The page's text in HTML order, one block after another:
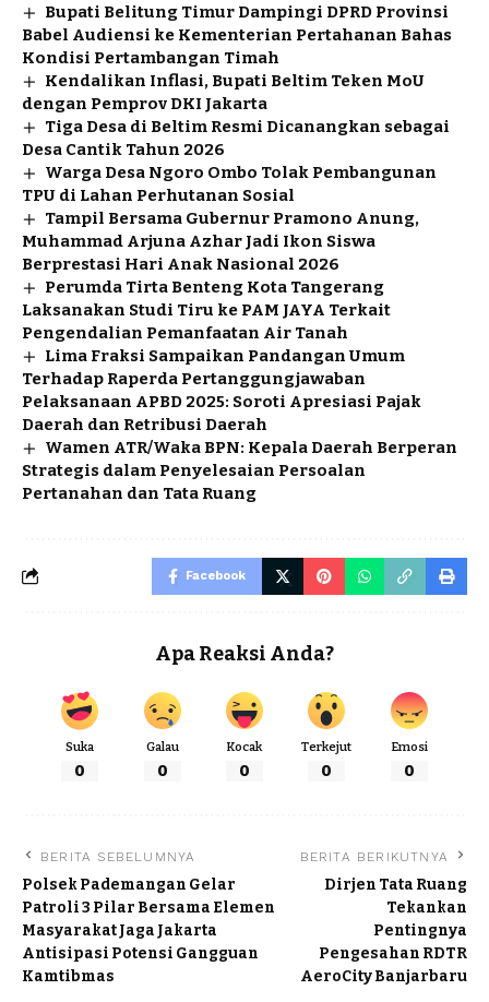
Bupati Belitung Timur Dampingi DPRD Provinsi
Babel Audiensi ke Kementerian Pertahanan Bahas
Kondisi Pertambangan Timah
Kendalikan Inflasi, Bupati Beltim Teken MoU
dengan Pemprov DKI Jakarta
Tiga Desa di Beltim Resmi Dicanangkan sebagai
Desa Cantik Tahun 2026
Warga Desa Ngoro Ombo Tolak Pembangunan
TPU di Lahan Perhutanan Sosial
Tampil Bersama Gubernur Pramono Anung,
Muhammad Arjuna Azhar Jadi Ikon Siswa
Berprestasi Hari Anak Nasional 2026
Perumda Tirta Benteng Kota Tangerang
Laksanakan Studi Tiru ke PAM JAYA Terkait
Pengendalian Pemanfaatan Air Tanah
Lima Fraksi Sampaikan Pandangan Umum
Terhadap Raperda Pertanggungjawaban
Pelaksanaan APBD 2025: Soroti Apresiasi Pajak
Daerah dan Retribusi Daerah
Wamen ATR/Waka BPN: Kepala Daerah Berperan
Strategis dalam Penyelesaian Persoalan
Pertanahan dan Tata Ruang
Facebook
Apa Reaksi Anda?
Suka
0
Galau
0
Kocak
0
Terkejut
0
Emosi
0
BERITA SEBELUMNYA
Polsek Pademangan Gelar
Patroli 3 Pilar Bersama Elemen
Masyarakat Jaga Jakarta
Antisipasi Potensi Gangguan
Kamtibmas
BERITA BERIKUTNYA
Dirjen Tata Ruang
Tekankan
Pentingnya
Pengesahan RDTR
AeroCity Banjarbaru